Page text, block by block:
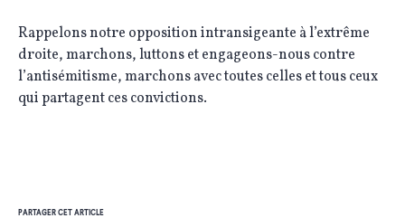
Rappelons notre opposition intransigeante à l’extrême
droite, marchons, luttons et engageons-nous contre
l’antisémitisme, marchons avec toutes celles et tous ceux
qui partagent ces convictions.
PARTAGER CET ARTICLE